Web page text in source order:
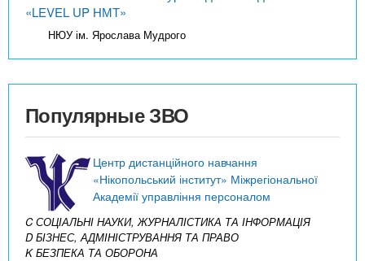
«LEVEL UP НМТ»
НЮУ ім. Ярослава Мудрого
Популярные ЗВО
Центр дистанційного навчання
«Нікопольський інститут» Міжрегіональної
Академії управління персоналом
C СОЦІАЛЬНІ НАУКИ, ЖУРНАЛІСТИКА ТА ІНФОРМАЦІЯ
D БІЗНЕС, АДМІНІСТРУВАННЯ ТА ПРАВО
K БЕЗПЕКА ТА ОБОРОНА